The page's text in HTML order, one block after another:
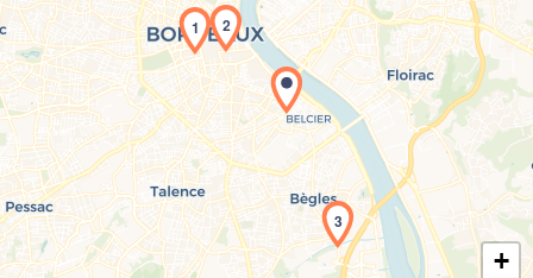
Chargement de la carte en cours...
1 2
3
+